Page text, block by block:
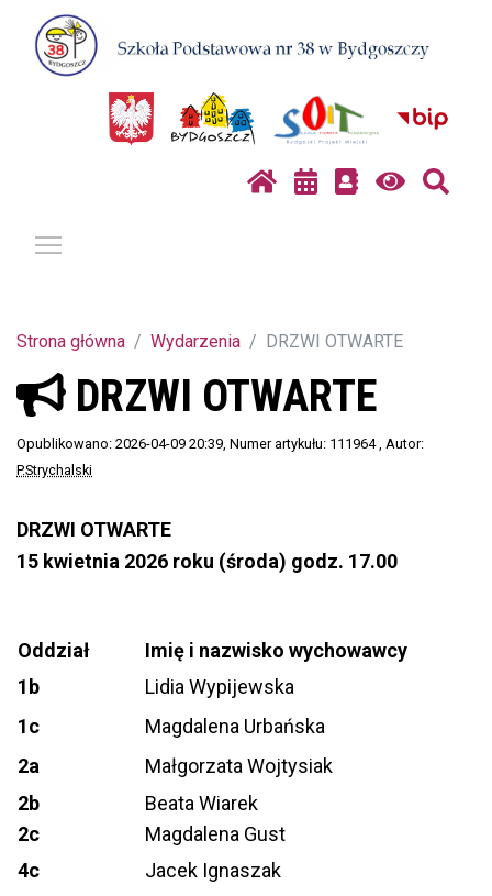
Strona główna Wydarzenia DRZWI OTWARTE
DRZWI OTWARTE
Opublikowano: 2026-04-09 20:39 , Numer artykułu: 111964 , Autor:
P.Strychalski
DRZWI OTWARTE
15 kwietnia 2026 roku (środa) godz. 17.00
Oddział
Imię i nazwisko wychowawcy
1b
Lidia Wypijewska
1c
Magdalena Urbańska
2a
Małgorzata Wojtysiak
2b
2c
Beata Wiarek
Magdalena Gust
4c
Jacek Ignaszak